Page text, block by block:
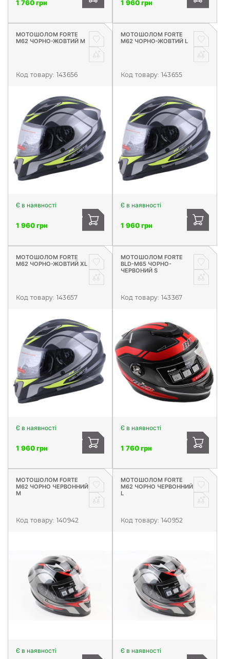
1 760 грн 1 960 грн
МОТОШОЛОМ FORTE
М62 ЧОРНО-ЖОВТИЙ М
Код товару: 143656
Є в наявності
1 960 грн
МОТОШОЛОМ FORTE
М62 ЧОРНО-ЖОВТИЙ L
Код товару: 143655
Є в наявності
1 960 грн
МОТОШОЛОМ FORTE
М62 ЧОРНО-ЖОВТИЙ XL
Код товару: 143657
Є в наявності
1 960 грн
МОТОШОЛОМ FORTE
BLD-M65 ЧОРНО-
ЧЕРВОНИЙ S
Код товару: 143367
Є в наявності
1 760 грн
МОТОШОЛОМ FORTE
М62 ЧОРНО ЧЕРВОННИЙ
M
Код товару: 140942
Є в наявності
МОТОШОЛОМ FORTE
М62 ЧОРНО ЧЕРВОННИЙ
L
Код товару: 140952
Є в наявності